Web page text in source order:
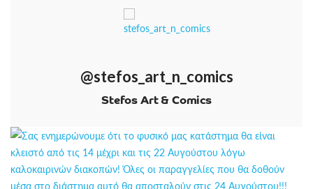
@stefos_art_n_comics
Stefos Art & Comics